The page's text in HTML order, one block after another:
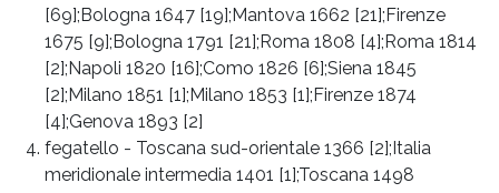
[69];Bologna 1647 [19];Mantova 1662 [21];Firenze
1675 [9];Bologna 1791 [21];Roma 1808 [4];Roma 1814
[2];Napoli 1820 [16];Como 1826 [6];Siena 1845
[2];Milano 1851 [1];Milano 1853 [1];Firenze 1874
[4];Genova 1893 [2]
fegatello - Toscana sud-orientale 1366 [2];Italia
meridionale intermedia 1401 [1];Toscana 1498